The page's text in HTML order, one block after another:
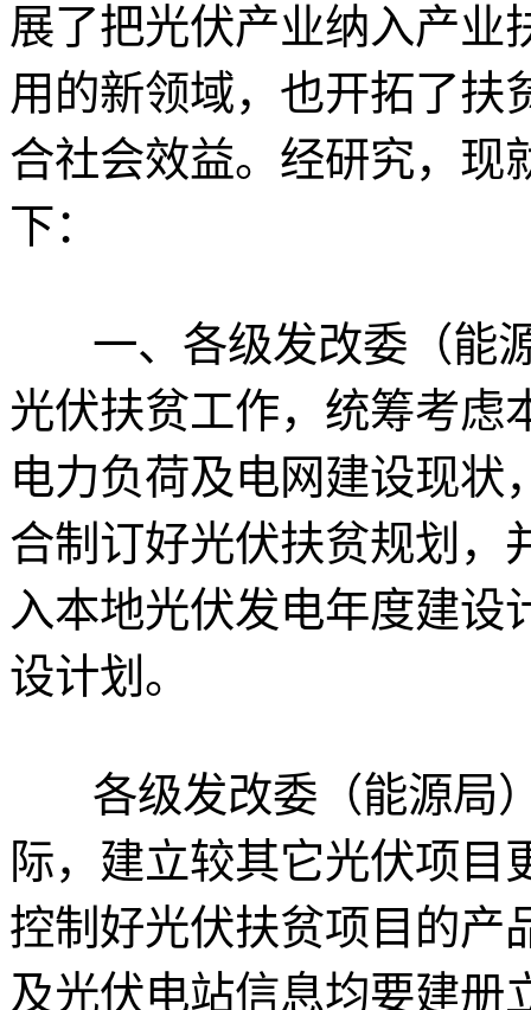
展了把光伏产业纳入产业
用的新领域，也开拓了扶
合社会效益。经研究，现
下：
一、各级发改委（能
光伏扶贫工作，统筹考虑
电力负荷及电网建设现状
合制订好光伏扶贫规划，
入本地光伏发电年度建设
设计划。
各级发改委（能源局
际，建立较其它光伏项目
控制好光伏扶贫项目的产
及光伏电站信息均要建册